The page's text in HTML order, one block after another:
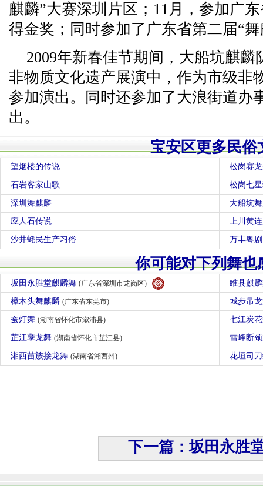
麒麟”大赛深圳片区；11月，参加广
得金奖；同时参加了广东省第二届“
2009年新春佳节期间，大船坑麒麟
非物质文化遗产展演中，作为市级非
参加演出。同时还参加了大浪街道办
出。
宝安区更多民俗
望烟楼的传说 松岗赛
石岩客家山歌 松岗七
深圳舞麒麟 大船坑
应人石传说 上川黄
沙井蚝民生产习俗 万丰粤剧
你可能对下列舞也
坂田永胜堂麒麟舞 (广东省深圳市龙岗区) 睢县麒
樟木头舞麒麟 (广东省东莞市) 城步吊
蚕灯舞 (湖南省怀化市溆浦县) 七江炭
芷江孽龙舞 (湖南省怀化市芷江县) 雪峰断
湘西苗族接龙舞 (湖南省湘西州) 花垣司
下一篇：坂田永胜